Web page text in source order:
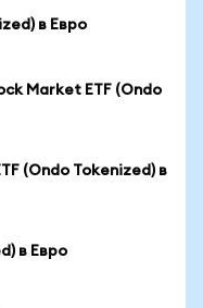
в Евро
Market ETF (Ondo
(Ondo Tokenized) в
в Евро